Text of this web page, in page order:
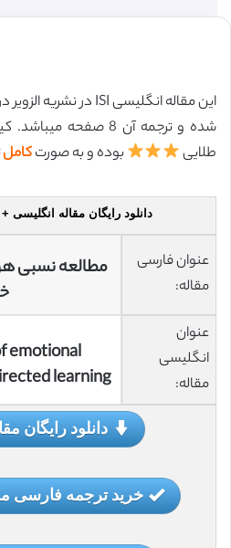
شده و ترجمه آن 8 صفحه
طلایی
بوده و به صورتکامل
دانلود رایگان مقاله
عنوان فارسی
مقاله:
مطالعه نسبی
عنوان
انگلیسی
مقاله:
emotional
learning
دانلود رایگان
خرید ترجمه فارسی